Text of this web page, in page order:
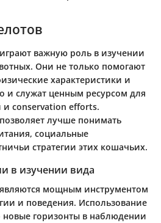
важную роль в изучении
Они не только помогают
характеристики и
и служат ценным ресурсом для
и conservation efforts.
лучше понимать
социальные
стратегии этих кошачьих.
в изучении вида
мощным инструментом
и поведения. Использование
горизонты в наблюдении